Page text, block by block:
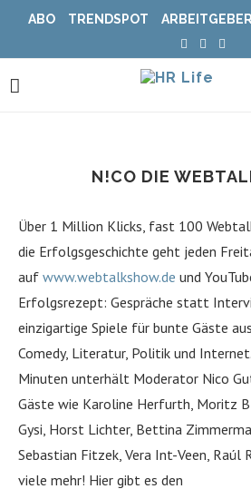
ABO TRENDSPOT ARBEITGEBER
N!CO DIE
Über 1 Million Klicks, fast 100
die Erfolgsgeschichte geht jeden
auf www.webtalkshow.de und
Erfolgsrezept: Gespräche statt
einzigartige Spiele für bunte Gäste
Comedy, Literatur, Politik und
Minuten unterhält Moderator Nico
Gäste wie Karoline Herfurth, Moritz
Gysi, Horst Lichter, Bettina
Sebastian Fitzek, Vera Int-Veen, Raúl
viele mehr! Hier gibt es den